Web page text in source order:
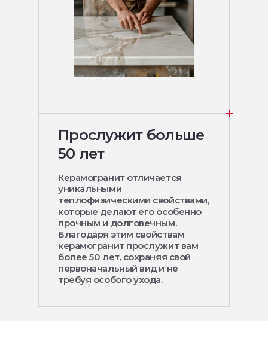
Прослужит больше
50 лет
Керамогранит отличается
уникальными
теплофизическими свойствами,
которые делают его особенно
прочным и долговечным.
Благодаря этим свойствам
керамогранит прослужит вам
более 50 лет, сохраняя свой
первоначальный вид и не
требуя особого ухода.